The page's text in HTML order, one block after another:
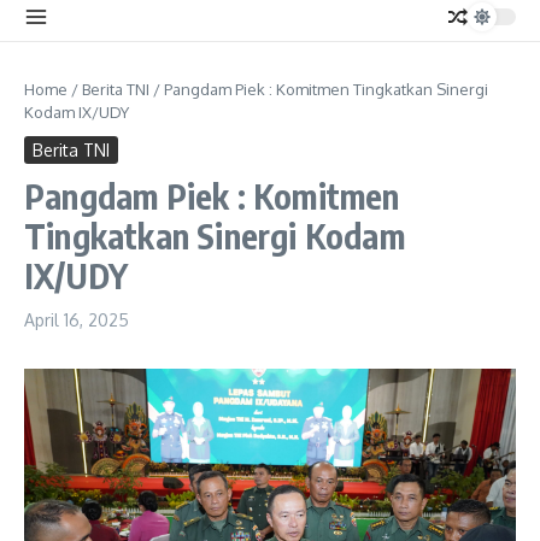
Home / Berita TNI / Pangdam Piek : Komitmen Tingkatkan Sinergi
Kodam IX/UDY
Berita TNI
Pangdam Piek : Komitmen
Tingkatkan Sinergi Kodam
IX/UDY
April 16, 2025